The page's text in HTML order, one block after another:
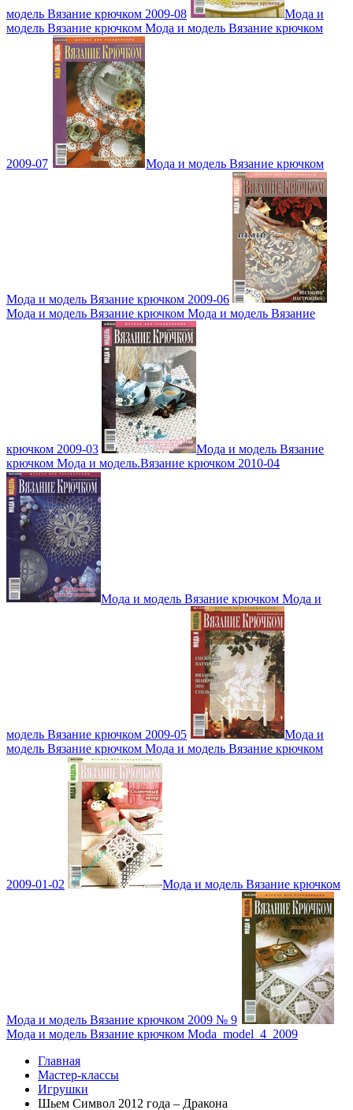
модель Вязание крючком 2009-08
Мода и
модель Вязание крючком Мода и модель Вязание крючком
2009-07 Мода и модель Вязание крючком
Мода и модель Вязание крючком 2009-06
Мода и модель Вязание крючком Мода и модель Вязание
крючком 2009-03
Мода и модель Вязание
крючком Мода и модель.Вязание крючком 2010-04
Мода и модель Вязание крючком Мода и
модель Вязание крючком 2009-05
Мода и
модель Вязание крючком Мода и модель Вязание крючком
2009-01-02 Мода и модель Вязание крючком
Мода и модель Вязание крючком 2009 № 9
Мода и модель Вязание крючком Moda_model_4_2009
Главная
Мастер-классы
Игрушки
Шьем Символ 2012 года – Дракона